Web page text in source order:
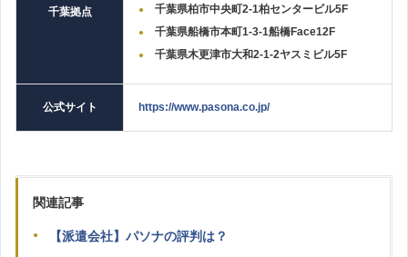
千葉拠点
千葉県柏市中央町2‐1柏センタービル5F
千葉県船橋市本町1-3-1船橋Face12F
千葉県木更津市大和2‐1‐2ヤスミビル5F
公式サイト https://www.pasona.co.jp/
関連記事
【派遣会社】パソナの評判は？